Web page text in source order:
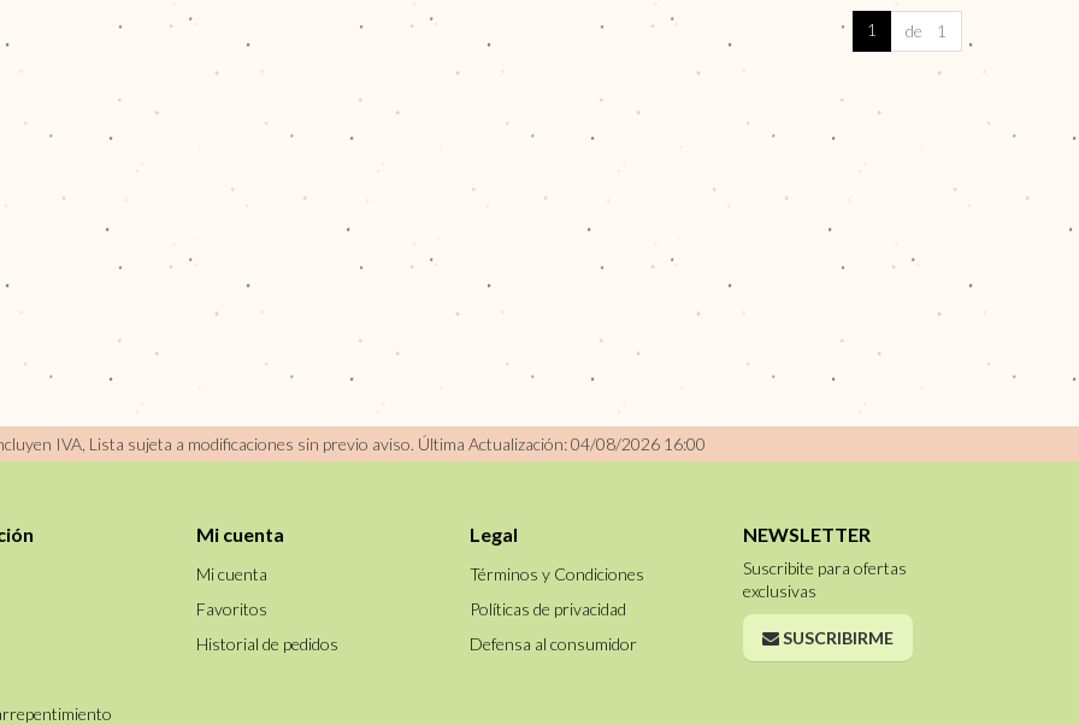
1 de 1
IVA, Lista sujeta a modificaciones sin previo aviso. Última Actualización: 04/08/2026 16:00
Mi cuenta
Mi cuenta
Favoritos
Historial de pedidos
Legal
Términos y Condiciones
Políticas de privacidad
Defensa al consumidor
NEWSLETTER
Suscribite para ofertas
exclusivas
SUSCRIBIRME